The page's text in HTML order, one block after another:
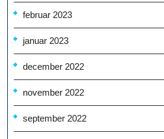
februar 2023
januar 2023
december 2022
november 2022
september 2022